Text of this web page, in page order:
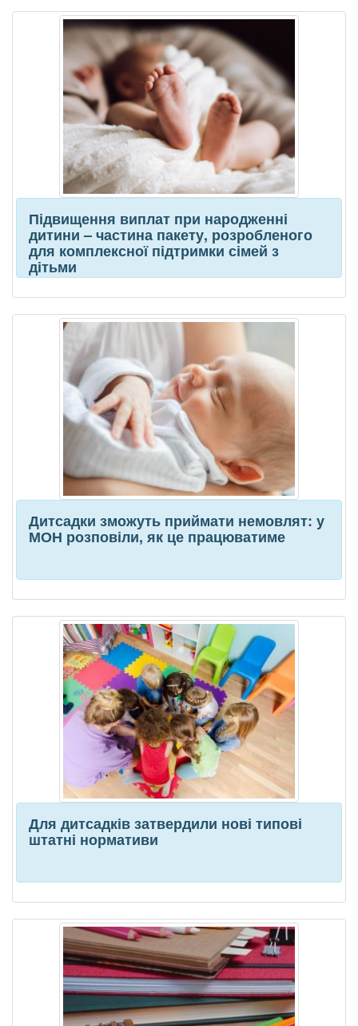
Підвищення виплат при народженні
дитини – частина пакету, розробленого
для комплексної підтримки сімей з
дітьми
Дитсадки зможуть приймати немовлят: у
МОН розповіли, як це працюватиме
Для дитсадків затвердили нові типові
штатні нормативи